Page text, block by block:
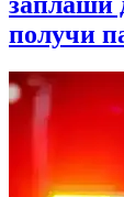
получи